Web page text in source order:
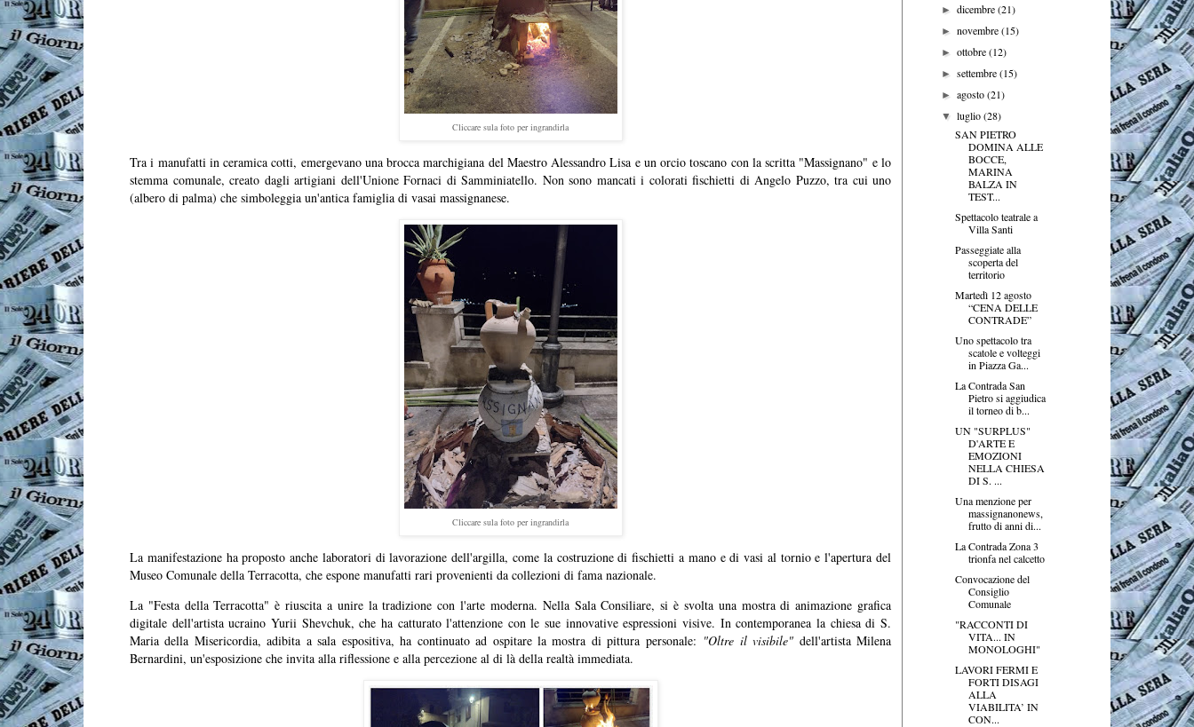
Cliccare sula foto per ingrandirla
Tra i manufatti in ceramica cotti, emergevano una brocca marchigiana del Maestro Alessandro Lisa e un orcio toscano con la scritta "Massignano" e lo
stemma comunale, creato dagli artigiani dell'Unione Fornaci di Samminiatello. Non sono mancati i colorati fischietti di Angelo Puzzo, tra cui uno
(albero di palma) che simboleggia un'antica famiglia di vasai massignanese.
Cliccare sula foto per ingrandirla
La manifestazione ha proposto anche laboratori di lavorazione dell'argilla, come la costruzione di fischietti a mano e di vasi al tornio e l'apertura del
Museo Comunale della Terracotta, che espone manufatti rari provenienti da collezioni di fama nazionale.
La "Festa della Terracotta" è riuscita a unire la tradizione con l'arte moderna. Nella Sala Consiliare, si è svolta una mostra di animazione grafica
digitale dell'artista ucraino Yurii Shevchuk, che ha catturato l'attenzione con le sue innovative espressioni visive. In contemporanea la chiesa di S.
Maria della Misericordia, adibita a sala espositiva, ha continuato ad ospitare la mostra di pittura personale: "Oltre il visibile" dell'artista Milena
Bernardini, un'esposizione che invita alla riflessione e alla percezione al di là della realtà immediata.
►dicembre(21)
►novembre(15)
►ottobre(12)
►settembre(15)
►agosto(21)
▼luglio(28)
SAN PIETRO
DOMINA ALLE
BOCCE,
MARINA
BALZA IN
TEST...
Spettacolo teatrale a
Villa Santi
Passeggiate alla
scoperta del
territorio
Martedì 12 agosto
“CENA DELLE
CONTRADE”
Uno spettacolo tra
scatole e volteggi
in Piazza Ga...
La Contrada San
Pietro si aggiudica
il torneo di b...
UN "SURPLUS"
D'ARTE E
EMOZIONI
NELLA CHIESA
DI S. ...
Una menzione per
massignanonews,
frutto di anni di...
La Contrada Zona 3
trionfa nel calcetto
Convocazione del
Consiglio
Comunale
"RACCONTI DI
VITA... IN
MONOLOGHI"
LAVORI FERMI E
FORTI DISAGI
ALLA
VIABILITA’ IN
CON...